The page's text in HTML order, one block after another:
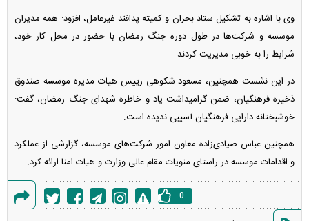
وی با اشاره به تشکیل ستاد بحران و کمیته پدافند غیرعامل، افزود: همه مدیران
موسسه و شرکت‌ها در طول دوره جنگ رمضان با حضور در محل کار خود،
شرایط را به خوبی مدیریت کردند.
در این نشست همچنین، مسعود شکوهی رییس هیات مدیره موسسه صندوق
ذخیره فرهنگیان، ضمن گرامیداشت یاد و خاطره شهدای جنگ رمضان، گفت:
خوشبختانه دارایی فرهنگیان آسیبی ندیده است.
همچنین عباس صیادی‌زاده معاون امور شرکت‌های موسسه، گزارشی از عملکرد
و اقدامات موسسه در راستای منویات مقام عالی وزارت و هیات امنا ارائه کرد.
0